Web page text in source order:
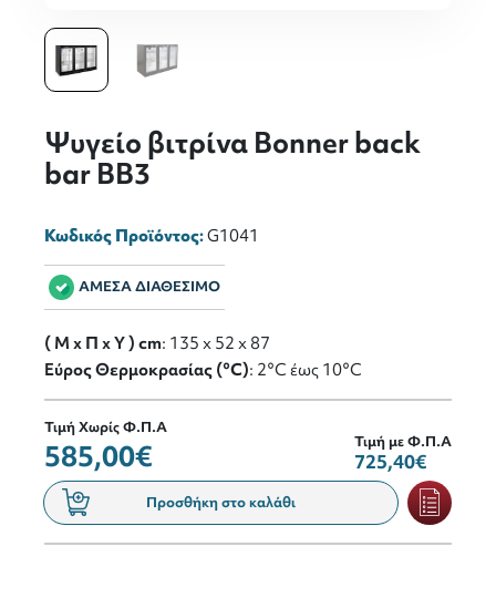
Ψυγείο βιτρίνα Bonner back
bar BB3
Κωδικός Προϊόντος:G1041
ΑΜΕΣΑ ΔΙΑΘΕΣΙΜΟ
( M x Π x Y ) cm: 135 x 52 x 87
Εύρος Θερμοκρασίας (°C): 2°C έως 10°C
Τιμή Χωρίς Φ.Π.Α
585,00€ Τιμή με Φ.Π.Α
725,40€
Προσθήκη στο καλάθι